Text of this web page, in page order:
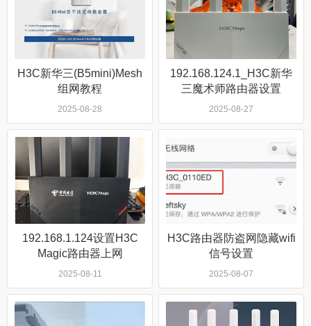
H3C新华三(B5mini)Mesh
组网教程
2025-08-28
192.168.124.1_H3C新华
三魔术师路由器设置
2025-08-27
192.168.1.124设置H3C
Magic路由器上网
2025-08-11
H3C路由器防盗网隐藏wifi
信号设置
2025-08-07